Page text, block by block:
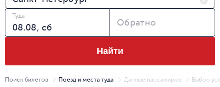
Туда
Обратно
Найти
Поиск билетов Поезд и места туда Данные пассажиров Выбор